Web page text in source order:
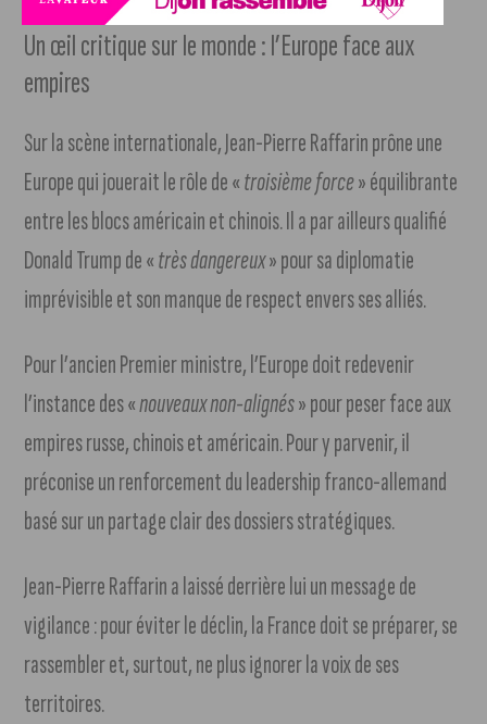
Un œil critique sur le monde : l’Europe face aux
empires
Sur la scène internationale, Jean-Pierre Raffarin prône une
Europe qui jouerait le rôle de «troisième force» équilibrante
entre les blocs américain et chinois. Il a par ailleurs qualifié
Donald Trump de «très dangereux» pour sa diplomatie
imprévisible et son manque de respect envers ses alliés.
Pour l’ancien Premier ministre, l’Europe doit redevenir
l’instance des «nouveaux non-alignés» pour peser face aux
empires russe, chinois et américain. Pour y parvenir, il
préconise un renforcement du leadership franco-allemand
basé sur un partage clair des dossiers stratégiques.
Jean-Pierre Raffarin a laissé derrière lui un message de
vigilance : pour éviter le déclin, la France doit se préparer, se
rassembler et, surtout, ne plus ignorer la voix de ses
territoires.